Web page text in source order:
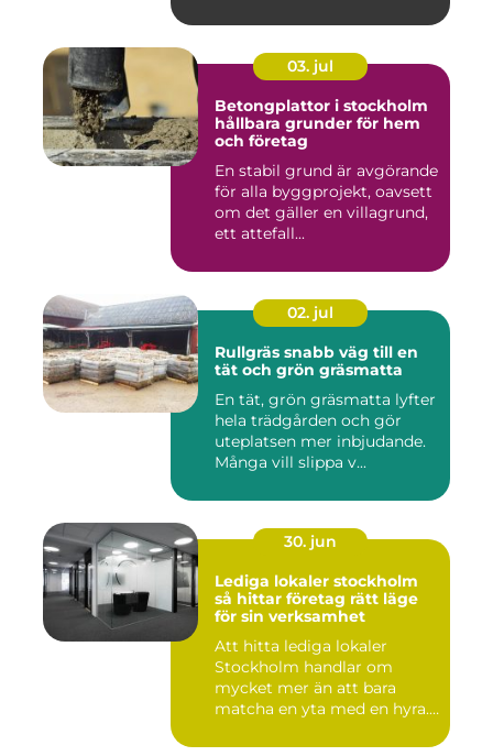
03. jul
Betongplattor i stockholm
hållbara grunder för hem
och företag
En stabil grund är avgörande
för alla byggprojekt, oavsett
om det gäller en villagrund,
ett attefall...
02. jul
Rullgräs snabb väg till en
tät och grön gräsmatta
En tät, grön gräsmatta lyfter
hela trädgården och gör
uteplatsen mer inbjudande.
Många vill slippa v...
30. jun
Lediga lokaler stockholm
så hittar företag rätt läge
för sin verksamhet
Att hitta lediga lokaler
Stockholm handlar om
mycket mer än att bara
matcha en yta med en hyra.